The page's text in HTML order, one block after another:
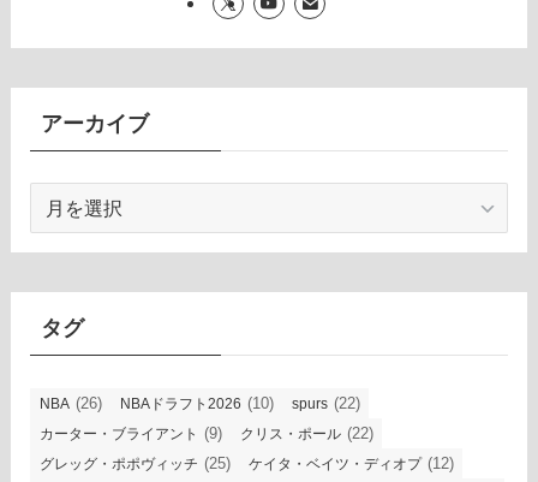
アーカイブ
カ
タグ
NBA (26) NBAドラフト2026 (10) spurs (22)
カーター・ブライアント (9) クリス・ポール (22)
グレッグ・ポポヴィッチ (25) ケイタ・ベイツ・ディオプ(12)